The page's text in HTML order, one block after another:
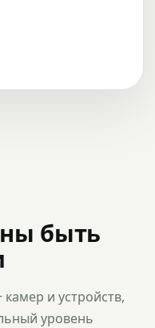
быть
камер и устройств,
уровень